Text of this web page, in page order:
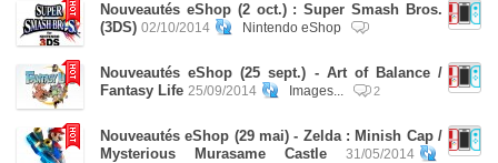
Nouveautés eShop (2 oct.) : Super Smash Bros.
(3DS) 02/10/2014 Nintendo eShop
Nouveautés eShop (25 sept.) - Art of Balance /
Fantasy Life 25/09/2014 Images... 2
Nouveautés eShop (29 mai) - Zelda : Minish Cap /
Mysterious Murasame Castle
31/05/2014